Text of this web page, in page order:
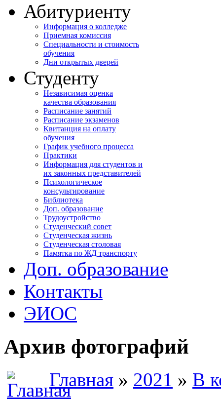
Абитуриенту
Информация о колледже
Приемная комиссия
Специальности и стоимость
обучения
Дни открытых дверей
Студенту
Независимая оценка
качества образования
Расписание занятий
Расписание экзаменов
Квитанция на оплату
обучения
График учебного процесса
Практики
Информация для студентов и
их законных представителей
Психологическое
консультирование
Библиотека
Доп. образование
Трудоустройство
Студенческий совет
Студенческая жизнь
Студенческая столовая
Памятка по ЖД транспорту
Доп. образование
Контакты
ЭИОС
Архив фотографий
Главная » 2021 » В